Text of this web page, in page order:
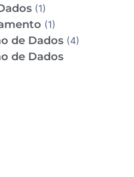
(1)
(1)
de Dados (4)
de Dados